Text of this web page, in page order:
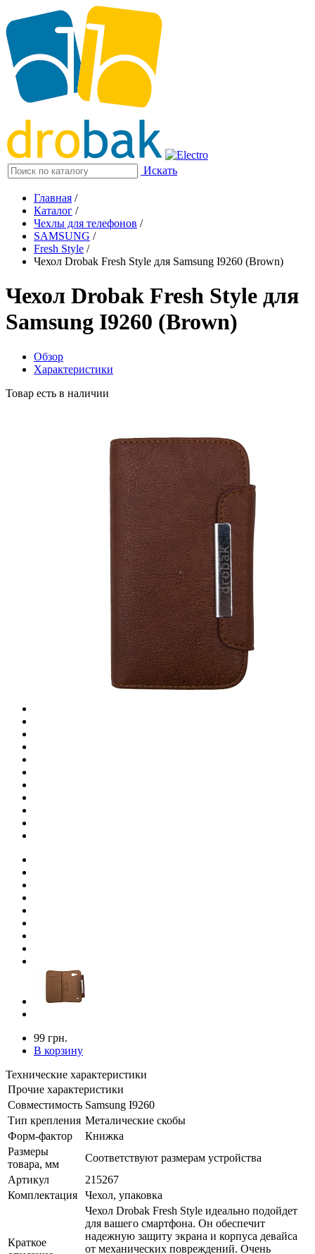
Искать
Главная /
Каталог /
Чехлы для телефонов /
SAMSUNG /
Fresh Style /
Чехол Drobak Fresh Style для Samsung I9260 (Brown)
Чехол Drobak Fresh Style для
Samsung I9260 (Brown)
Обзор
Характеристики
Товар есть в наличии
99 грн.
В корзину
Технические характеристики
Прочие характеристики
Совместимость Samsung I9260
Тип крепления Металические скобы
Форм-фактор
Книжка
Размеры
товара, мм
Соответствуют размерам устройства
Артикул
215267
Комплектация
Чехол, упаковка
Краткое
Чехол Drobak Fresh Style идеально подойдет
для вашего смартфона. Он обеспечит
надежную защиту экрана и корпуса девайса
от механических повреждений. Очень